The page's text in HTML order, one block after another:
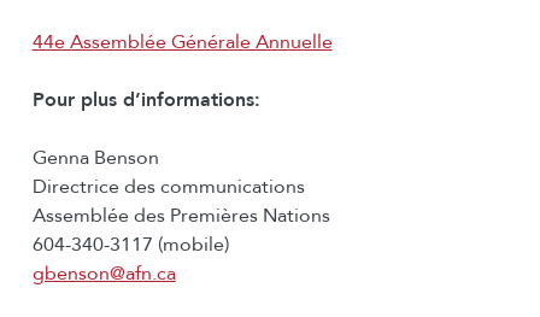
44e Assemblée Générale Annuelle
Pour plus d’informations:
Genna Benson
Directrice des communications
Assemblée des Premières Nations
604-340-3117 (mobile)
gbenson@afn.ca